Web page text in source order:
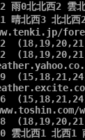
雨0北北西2 雲
晴北西3 北北
雲北西1 北西1